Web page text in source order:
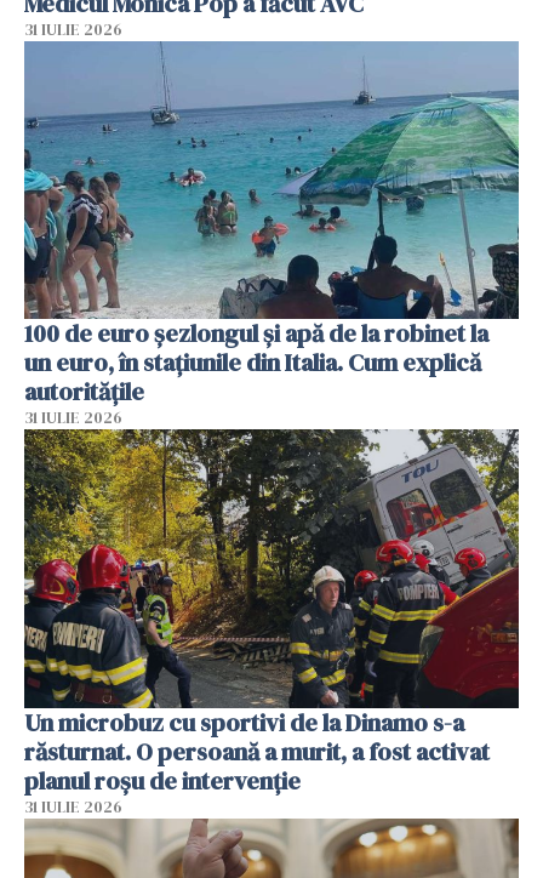
31 IULIE 2026
100 de euro șezlongul și apă de la robinet la
un euro, în stațiunile din Italia. Cum explică
autoritățile
31 IULIE 2026
Un microbuz cu sportivi de la Dinamo s-a
răsturnat. O persoană a murit, a fost activat
planul roșu de intervenție
31 IULIE 2026